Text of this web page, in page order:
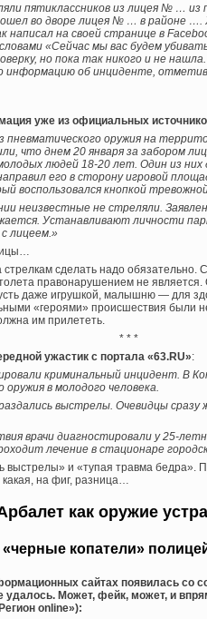
пятиклассников из лицея № … из
во дворе лицея № … в районе ….
написал на своей странице в
«Сейчас мы вас будем
но пока так никого и не нашла.
информацию об инциденте,
уже из официальных
пневматического оружия на
что днем 20 января за забором
людей 18-20 лет. Один из
его в сторону игровой
воспользовался кнопкой
неизвестные не стреляли.
Устанавливают личности
лицеем.»
сделать надо обязательно.
правонарушением не
даже игрушкой, малышню — для
«героями» происшествия были
им прилететь.
* * *
ужастик с портала «63.RU»:
криминальный инцидент. В
в молодого человека.
выстрелы. Очевидцы
врачи диагностировали у 25-
лечение в стационаре
выстрелы» и «тупая травма бедра».
на фиг, разница…
как оружие
«черные копатели»
сайтах появилась со
удалось. Может, фейк, может, и
online»):